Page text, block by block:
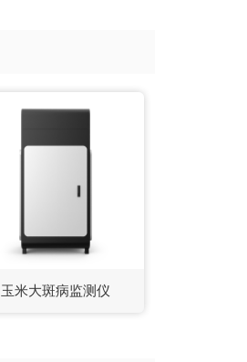
玉米大斑病监测仪